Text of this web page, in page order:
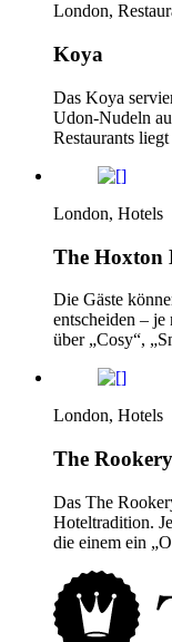
London,
Koya
Das Koya
Udon-Nudeln
Restaurants
London, Hotels
The Hoxton
Die Gäste
entscheiden –
über „Cosy“,
London, Hotels
The Rookery
Das The
Hoteltradition.
die einem ein